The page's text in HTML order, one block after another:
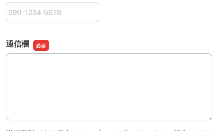
電話番号
通信欄
通信欄